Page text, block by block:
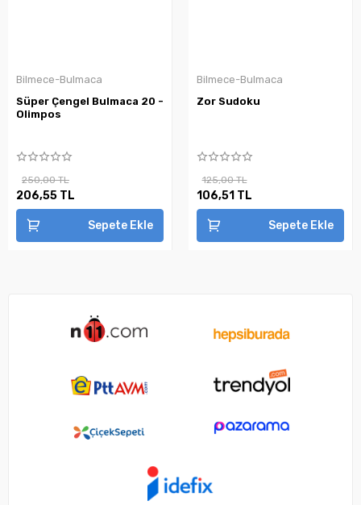
Bilmece-Bulmaca
Süper Çengel Bulmaca 20 -
Olimpos
250,00 TL
206,55 TL
Sepete Ekle
Bilmece-Bulmaca
Zor Sudoku
125,00 TL
106,51 TL
Sepete Ekle